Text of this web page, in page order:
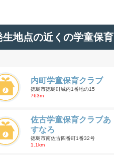
生地点の近くの学童保育
内町学童保育クラブ
徳島市徳島町城内1番地の15
763m
佐古学童保育クラブあ
すなろ
徳島市南佐古四番町1番32号
1.1km